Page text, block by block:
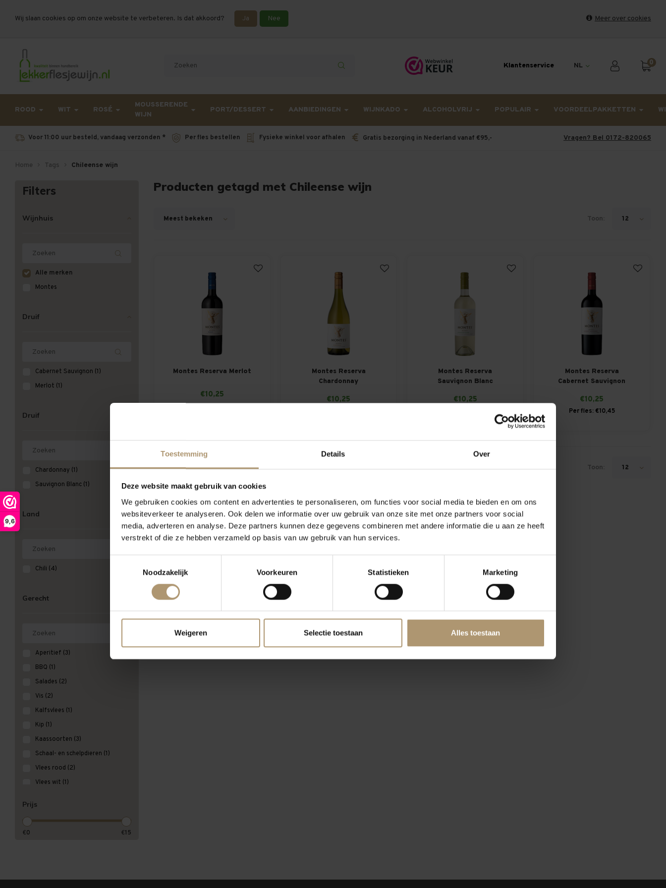
9,6
Toestemming Details Over
Deze website maakt gebruik van cookies
We gebruiken cookies om content en advertenties te personaliseren, om functies voor social media te bieden en om ons
websiteverkeer te analyseren. Ook delen we informatie over uw gebruik van onze site met onze partners voor social
media, adverteren en analyse. Deze partners kunnen deze gegevens combineren met andere informatie die u aan ze heeft
verstrekt of die ze hebben verzameld op basis van uw gebruik van hun services.
Noodzakelijk
Voorkeuren Statistieken Marketing
Weigeren Selectie toestaan Alles toestaan
Wij slaan cookies op om onze website te verbeteren. Is dat akkoord? Ja Nee
Meer over cookies
Let op, vanwege drukte bij PostNL kan uw bestelling langer onderweg zijn dan gebruikelijk - Bestellingen van het weekend en maandag worden dinsdag verzonden.
Klantenservice NL 0
ROOD WIT ROSÉ
MOUSSERENDE
WIJN
PORT/DESSERT AANBIEDINGEN WIJNKADO ALCOHOLVRIJ POPULAIR VOORDEELPAKKETTEN
Voor 11:00 uur besteld, vandaag verzonden * Per fles bestellen Fysieke winkel voor afhalen Gratis bezorging in Nederland vanaf €95,- Vragen? Bel 0172-820065
Home Tags Chileense wijn
Filters
Wijnhuis
Alle merken
Montes
Druif
Cabernet Sauvignon (1)
Merlot (1)
Druif
Chardonnay (1)
Sauvignon Blanc (1)
Land
Chili (4)
Gerecht
Aperitief (3)
BBQ (1)
Salades (2)
Vis (2)
Kalfsvlees (1)
Kip (1)
Kaassoorten (3)
Schaal- en schelpdieren (1)
Vlees rood (2)
Vlees wit (1)
Prijs
€0 €15
Producten getagd met Chileense wijn
Meest bekeken Toon: 12
Montes Reserva Merlot
€10,25
Montes Reserva
Chardonnay
€10,25
Montes Reserva
Sauvignon Blanc
€10,25
Montes Reserva
Cabernet Sauvignon
€10,25
Per fles: €10,45
Meest bekeken Toon: 12